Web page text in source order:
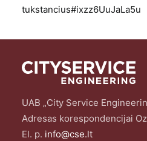
tukstancius#ixzz6UuJaLa5u
UAB „City Service
Adresas korespondencijai
El. p. info@cse.lt